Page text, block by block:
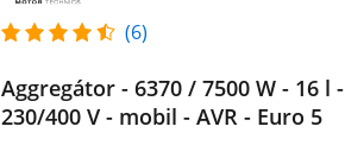
(6)
Aggregátor - 6370 / 7500 W - 16 l -
230/400 V - mobil - AVR - Euro 5